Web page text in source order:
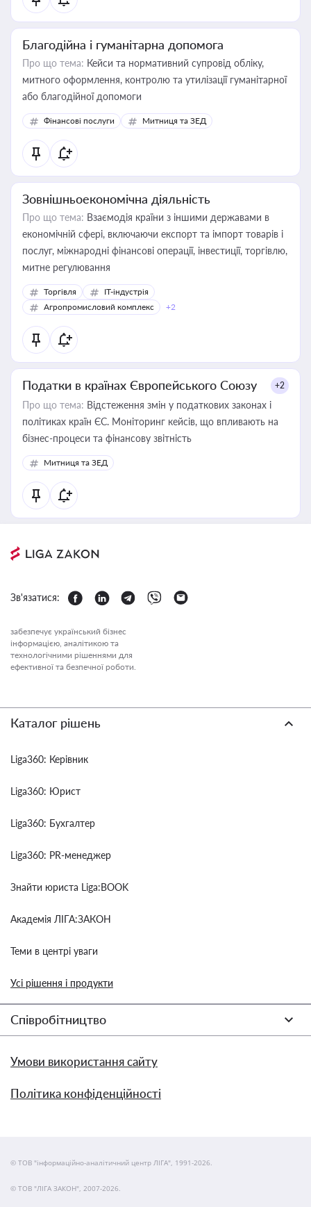
Благодійна і гуманітарна допомога
Про що тема: Кейси та нормативний супровід обліку,
митного оформлення, контролю та утилізації гуманітарної
або благодійної допомоги
Фінансові послуги Митниця та ЗЕД
Зовнішньоекономічна діяльність
Про що тема: Взаємодія країни з іншими державами в
економічній сфері, включаючи експорт та імпорт товарів і
послуг, міжнародні фінансові операції, інвестиції, торгівлю,
митне регулювання
Торгівля
IT-індустрія
Агропромисловий комплекс
+2
Податки в країнах Європейського Союзу +2
Про що тема: Відстеження змін у податкових законах і
політиках країн ЄС. Моніторинг кейсів, що впливають на
бізнес-процеси та фінансову звітність
Митниця та ЗЕД
Зв'язатися:
забезпечує український бізнес
інформацією, аналітикою та
технологічними рішеннями для
ефективної та безпечної роботи.
Каталог рішень
Liga360: Керівник
Liga360: Юрист
Liga360: Бухгалтер
Liga360: PR-менеджер
Знайти юриста Liga:BOOK
Академія ЛІГА:ЗАКОН
Теми в центрі уваги
Усі рішення і продукти
Співробітництво
Умови використання сайту
Політика конфіденційності
© ТОВ "інформаційно-аналітичний центр ЛІГА", 1991-2026.
© ТОВ "ЛІГА ЗАКОН", 2007-2026.